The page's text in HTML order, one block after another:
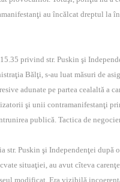
au încălcat dreptul la
privind str. Puskin şi
Bălţi, s-au luat măsuri de
adunate pe partea cealaltă
şi unii contramanifestanţi
publică. Tactica de
Puskin şi Independenţei după
situaţiei, au avut cîteva
modificat. Era vizibilă